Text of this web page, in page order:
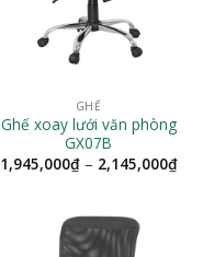
GHẾ
Ghế xoay lưới văn phòng
GX07B
1,945,000₫ – 2,145,000₫
giá: